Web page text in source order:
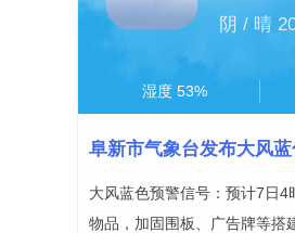
阴 / 晴
湿度 53%
阜新市气象台发布大风
大风蓝色预警信号：预计7日
物品，加固围板、广告牌等搭